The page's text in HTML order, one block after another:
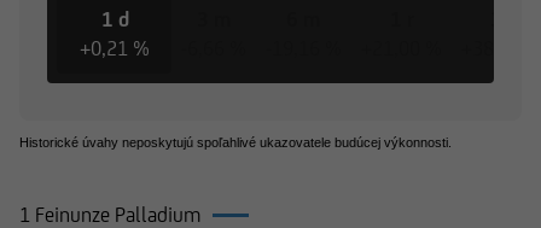
1 d
+0,21 %
Historické úvahy neposkytujú spoľahlivé ukazovatele budúcej výkonnosti.
1 Feinunze Palladium